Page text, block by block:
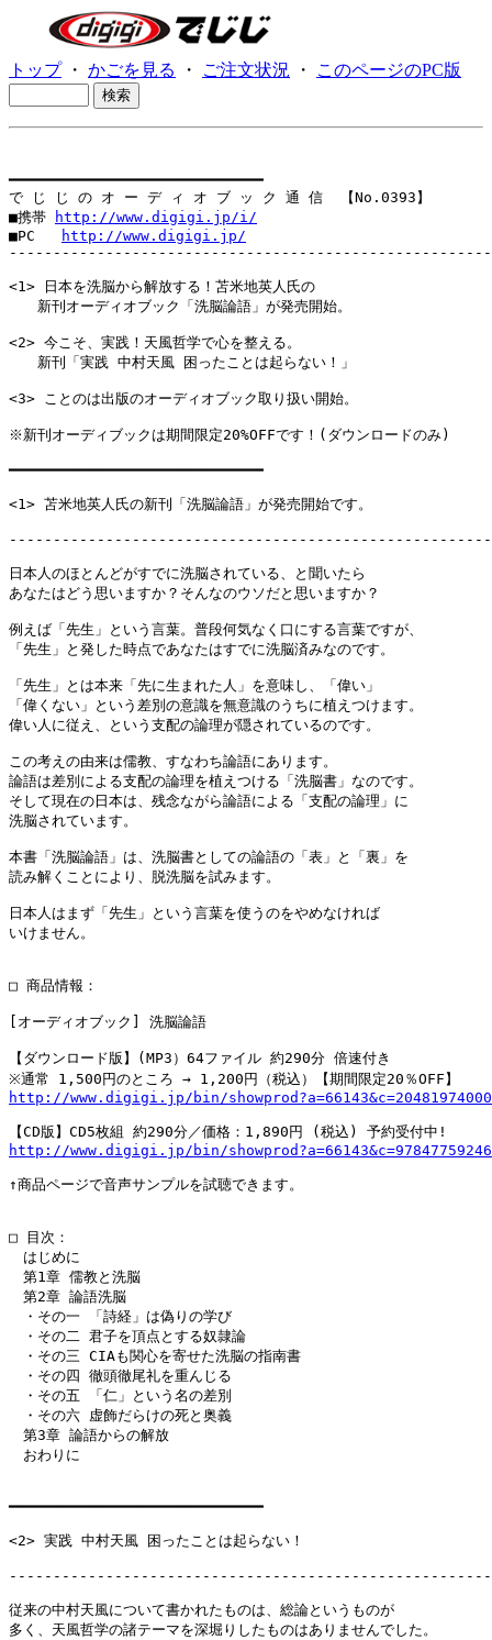
トップ・ かごを見る ・ ご注文状況 ・ このページのPC版
━━━━━━━━━━━━━━━━━━━━━━━━━━━━━
で じ じ の オ ー デ ィ オ ブ ッ ク 通 信  【No.0393】
■携帯
http://www.digigi.jp/i/
■PC
http://www.digigi.jp/
<1> 日本を洗脳から解放する！苫米地英人氏の
新刊オーディオブック「洗脳論語」が発売開始。
<2> 今こそ、実践！天風哲学で心を整える。
新刊「実践 中村天風 困ったことは起らない！」
<3> ことのは出版のオーディオブック取り扱い開始。
※新刊オーディブックは期間限定20%OFFです！(ダウンロードのみ)
━━━━━━━━━━━━━━━━━━━━━━━━━━━━━
<1> 苫米地英人氏の新刊「洗脳論語」が発売開始です。
日本人のほとんどがすでに洗脳されている、と聞いたら
あなたはどう思いますか？そんなのウソだと思いますか？
例えば「先生」という言葉。普段何気なく口にする言葉ですが、
「先生」と発した時点であなたはすでに洗脳済みなのです。
「先生」とは本来「先に生まれた人」を意味し、「偉い」
「偉くない」という差別の意識を無意識のうちに植えつけます。
偉い人に従え、という支配の論理が隠されているのです。
この考えの由来は儒教、すなわち論語にあります。
論語は差別による支配の論理を植えつける「洗脳書」なのです。
そして現在の日本は、残念ながら論語による「支配の論理」に
洗脳されています。
本書「洗脳論語」は、洗脳書としての論語の「表」と「裏」を
読み解くことにより、脱洗脳を試みます。
日本人はまず「先生」という言葉を使うのをやめなければ
いけません。
□ 商品情報：
[オーディオブック] 洗脳論語
【ダウンロード版】(MP3）64ファイル 約290分 倍速付き
http://www.digigi.jp/bin/
http://www.digigi.jp/bin/
↑商品ページで音声サンプルを試聴できます。
□ 目次：
はじめに
第1章 儒教と洗脳
第2章 論語洗脳
・その一 「詩経」は偽りの学び
・その二 君子を頂点とする奴隷論
・その三 CIAも関心を寄せた洗脳の指南書
・その四 徹頭徹尾礼を重んじる
・その五 「仁」という名の差別
・その六 虚飾だらけの死と奥義
第3章 論語からの解放
おわりに
━━━━━━━━━━━━━━━━━━━━━━━━━━━━━
<2> 実践 中村天風 困ったことは起らない！
従来の中村天風について書かれたものは、総論というものが
多く、天風哲学の諸テーマを深堀りしたものはありませんでした。